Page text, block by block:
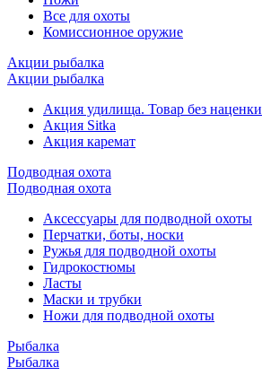
Все для охоты
Комиссионное оружие
Акции рыбалка
Акции рыбалка
Акция удилища. Товар без наценки
Акция Sitka
Акция каремат
Подводная охота
Подводная охота
Аксессуары для подводной охоты
Перчатки, боты, носки
Ружья для подводной охоты
Гидрокостюмы
Ласты
Маски и трубки
Ножи для подводной охоты
Рыбалка
Рыбалка